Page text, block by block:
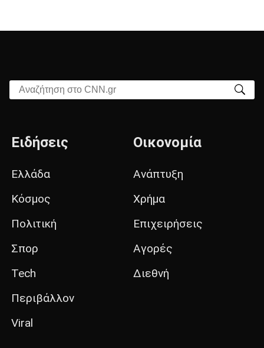
Αναζήτηση στο CNN.gr
Ειδήσεις
Ελλάδα
Κόσμος
Πολιτική
Σπορ
Tech
Περιβάλλον
Viral
Οικονομία
Ανάπτυξη
Χρήμα
Επιχειρήσεις
Αγορές
Διεθνή